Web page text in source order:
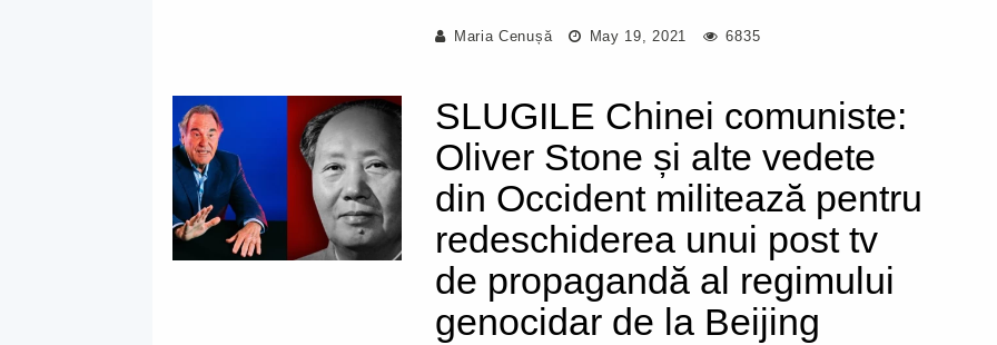
Maria Cenușă May 19, 2021 6835
SLUGILE Chinei comuniste:
Oliver Stone și alte vedete
din Occident militează pentru
redeschiderea unui post tv
de propagandă al regimului
genocidar de la Beijing